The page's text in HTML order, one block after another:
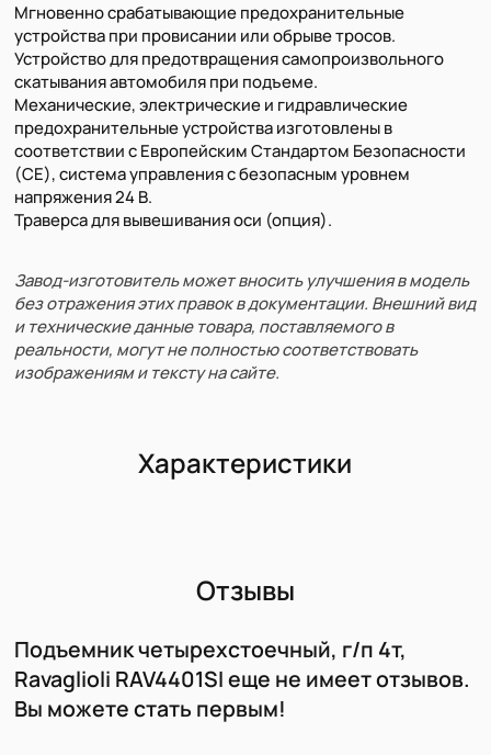
Мгновенно срабатывающие предохранительные
устройства при провисании или обрыве тросов.
Устройство для предотвращения самопроизвольного
скатывания автомобиля при подъеме.
Механические, электрические и гидравлические
предохранительные устройства изготовлены в
соответствии с Европейским Стандартом Безопасности
(CE), система управления с безопасным уровнем
напряжения 24 В.
Траверса для вывешивания оси (опция).
Завод-изготовитель может вносить улучшения в модель
без отражения этих правок в документации. Внешний вид
и технические данные товара, поставляемого в
реальности, могут не полностью соответствовать
изображениям и тексту на сайте.
Характеристики
Отзывы
Подъемник четырехстоечный, г/п 4т,
Ravaglioli RAV4401SI еще не имеет отзывов.
Вы можете стать первым!